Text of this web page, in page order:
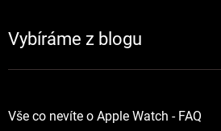
Vybíráme z blogu
Vše co nevíte o Apple Watch - FAQ